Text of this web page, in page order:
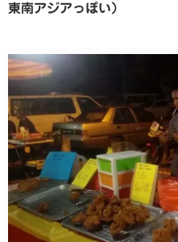
東南アジアっぽい）